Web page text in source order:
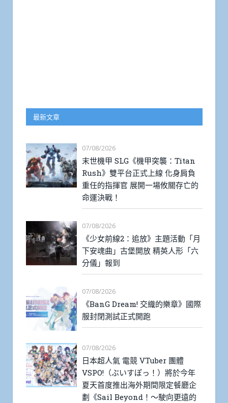
最新文章
07/08/2026
末世機甲 SLG《機甲突襲：Titan
Rush》雙平台正式上線 化身肩負
重任的指揮官 展開一場攸關存亡的
命運決戰！
07/08/2026
《少女前線2：追放》主題活動「月
下安魂曲」古堡開放 精英人形「六
分儀」報到
07/08/2026
《BanG Dream! 交織的樂章》國際
服封閉測試正式開跑
07/08/2026
日本超人氣 電競 VTuber 團體
VSPO!（ぶいすぽっ！）將於今年
夏天首度推出海外期間限定餐廳企
劃《Sail Beyond！～駛向更遠的